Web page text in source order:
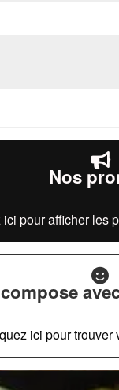
Nos
pour afficher les
ici pour trouver